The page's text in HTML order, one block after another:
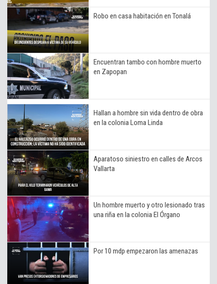
Robo en casa habitación en Tonalá
Encuentran tambo con hombre muerto
en Zapopan
Hallan a hombre sin vida dentro de obra
en la colonia Loma Linda
Aparatoso siniestro en calles de Arcos
Vallarta
Un hombre muerto y otro lesionado tras
una riña en la colonia El Órgano
Por 10 mdp empezaron las amenazas